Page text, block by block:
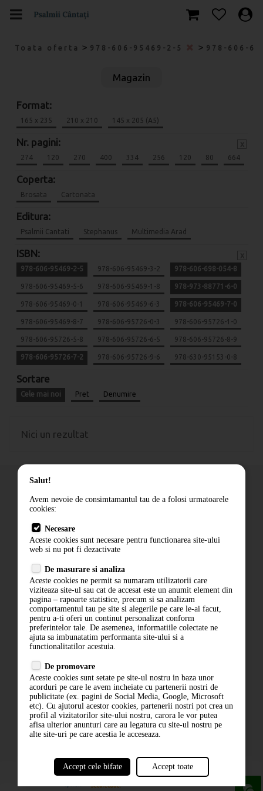
Toata oferta > 978-606-95469-2-5 > 978-606-
Magazin
Format:
165 x 235 210 x 210 145 x 205 (A5)
Nr. pagini:
274 120 270 400 334 256 120 80 664
Coperta:
Brosata Cartonata
Editura:
Psalmii Cantati Stephanus Multimedia Arad
ISBN:
978-606-95469-2-5 978-606-95469-3-2 978-606-698-054-8
978-606-95469-5-6 978-606-95469-1-8 978-973-88771-6-0
978-606-95469-0-1 978-606-95469-6-3 978-606-95469-7-0
978-606-95469-8-7 978-606-95726-0-3 978-606-95726-1-0
978-606-95726-5-8 978-606-95726-6-5 978-606-95726-8-9
978-606-95726-7-2 978-606-95726-9-6 978-630-95153-0-8
Sortare
Cele mai noi Pret Denumire
Nici un rezultat
Cum comand
Livrare
Contact
Politica de confidentialitate
ANPC
ABONARE LA NEWSLETTER
ABONARE
Salut!
Avem nevoie de consimtamantul tau de a folosi urmatoarele
cookies:
Necesare
Aceste cookies sunt necesare pentru functionarea site-ului
web si nu pot fi dezactivate
De masurare si analiza
Aceste cookies ne permit sa numaram utilizatorii care
viziteaza site-ul sau cat de accesat este un anumit element din
pagina – rapoarte statistice, precum si sa analizam
comportamentul tau pe site si alegerile pe care le-ai facut,
pentru a-ti oferi un continut personalizat conform
preferintelor tale. De asemenea, informatiile colectate ne
ajuta sa imbunatatim performanta site-ului si a
functionalitatilor acestuia.
De promovare
Aceste cookies sunt setate pe site-ul nostru in baza unor
acorduri pe care le avem incheiate cu partenerii nostri de
publicitate (ex. pagini de Social Media, Google, Microsoft
etc). Cu ajutorul acestor cookies, partenerii nostri pot crea un
profil al vizitatorilor site-ului nostru, carora le vor putea
afisa ulterior anunturi care au legatura cu site-ul nostru pe
alte site-uri pe care acestia le acceseaza.
Accept cele bifate Accept toate